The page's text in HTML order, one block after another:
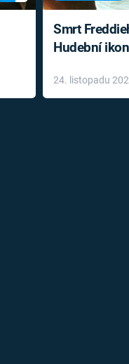
Smrt
Hudební
léky
24. listopadu